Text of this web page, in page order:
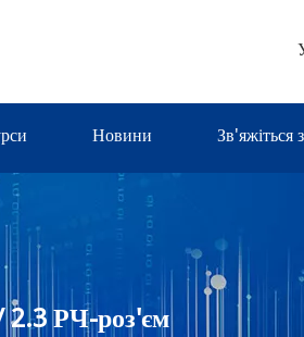
Новини Зв'яжіться
2.3 РЧ-роз'єм